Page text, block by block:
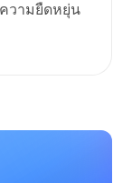
ความยืดหยุ่น